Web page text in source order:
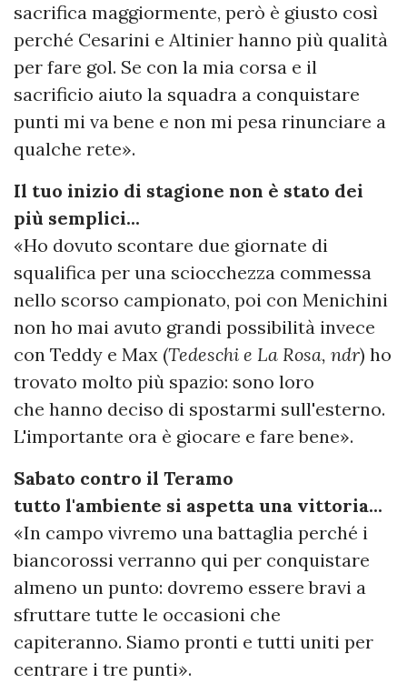
sacrifica maggiormente, però è giusto così
perché Cesarini e Altinier hanno più qualità
per fare gol. Se con la mia corsa e il
sacrificio aiuto la squadra a conquistare
punti mi va bene e non mi pesa rinunciare a
qualche rete».
Il tuo inizio di stagione non è stato dei
più semplici...
«Ho dovuto scontare due giornate di
squalifica per una sciocchezza commessa
nello scorso campionato, poi con Menichini
non ho mai avuto grandi possibilità invece
con Teddy e Max (Tedeschi e La Rosa, ndr) ho
trovato molto più spazio: sono loro
che hanno deciso di spostarmi sull'esterno.
L'importante ora è giocare e fare bene».
Sabato contro il Teramo
tutto l'ambiente si aspetta una vittoria...
«In campo vivremo una battaglia perché i
biancorossi verranno qui per conquistare
almeno un punto: dovremo essere bravi a
sfruttare tutte le occasioni che
capiteranno. Siamo pronti e tutti uniti per
centrare i tre punti».